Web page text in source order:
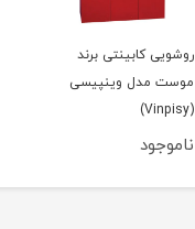
روشویی کابینتی برند
موست مدل وینپیسی
(Vinpisy)
ناموجود